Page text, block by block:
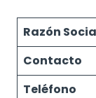
Razón
Contacto
Teléfono